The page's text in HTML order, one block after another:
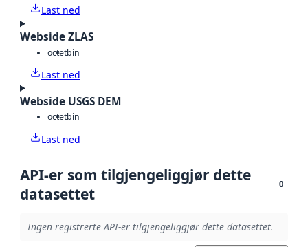
Last ned
Webside ZLAS
octetbin
Last ned
Webside USGS DEM
octetbin
Last ned
API-er som tilgjengeliggjør dette
datasettet
0
Ingen registrerte API-er tilgjengeliggjør dette datasettet.